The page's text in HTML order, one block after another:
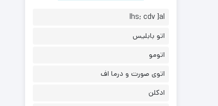
lhs; cdv ]al
اتو بابلیس
اتومو
اتوی صورت و درما اف
ادکلن